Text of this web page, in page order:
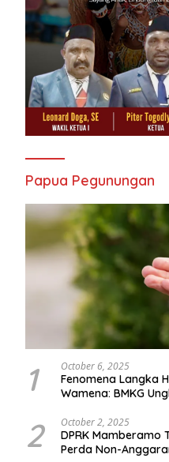
Papua Pegunungan
1 October 6, 2025
Fenomena Langka
Wamena: BMKG
Ekstrem Peralihan
2 October 2, 2025
DPRK Mamberamo
Perda Non-